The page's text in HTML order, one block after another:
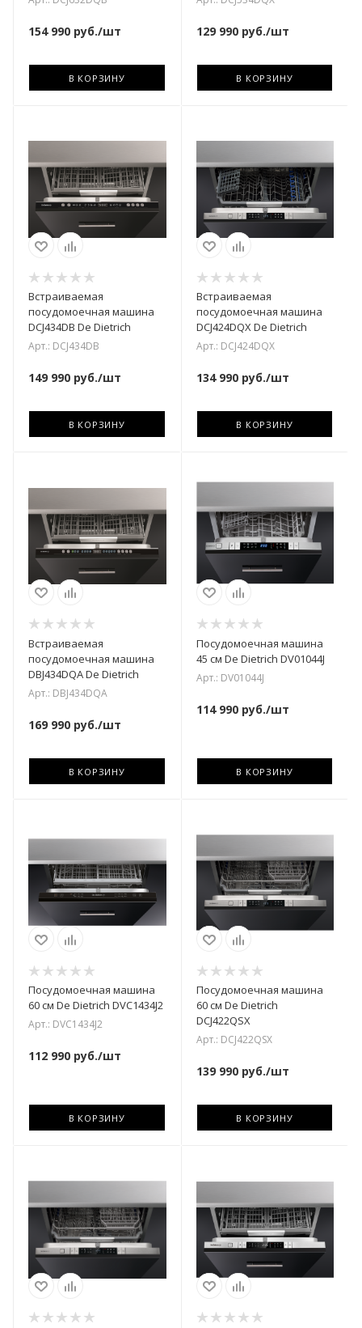
154 990 руб./шт
В КОРЗИНУ
129 990руб./шт
В КОРЗИНУ
Встраиваемая
посудомоечная машина
DCJ434DB De Dietrich
Арт.: DCJ434DB
149 990 руб./шт
В КОРЗИНУ
Встраиваемая
посудомоечная машина
DCJ424DQX De Dietrich
Арт.: DCJ424DQX
134 990руб./шт
В КОРЗИНУ
Встраиваемая
посудомоечная машина
DBJ434DQA De Dietrich
Арт.: DBJ434DQA
169 990 руб./шт
В КОРЗИНУ
Посудомоечная машина
45 см De Dietrich DV01044J
Арт.: DV01044J
114 990руб./шт
В КОРЗИНУ
Посудомоечная машина
60 см De Dietrich DVC1434J2
Арт.: DVC1434J2
112 990 руб./шт
В КОРЗИНУ
Посудомоечная машина
60 см De Dietrich
DCJ422QSX
Арт.: DCJ422QSX
139 990руб./шт
В КОРЗИНУ